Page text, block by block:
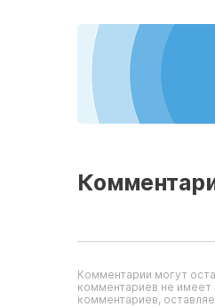
Комментарии могут
комментариев не имеет
комментариев,